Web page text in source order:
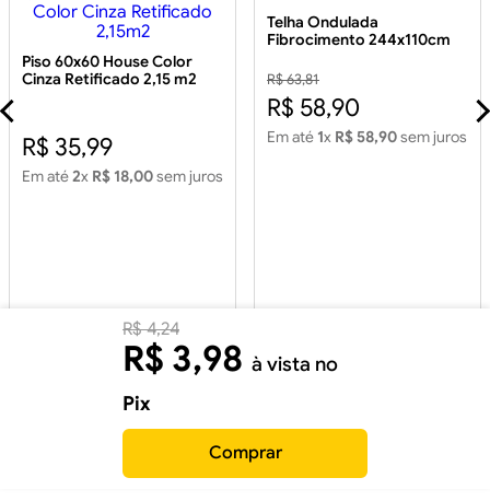
Piso 60x60 House Color
Cinza Retificado 2,15 m2
R$ 35,99
Em até2x R$ 18,00sem juros
Telha Ondulada
Fibrocimento 244x110cm
R$ 63,81
R$ 58,90
Em até 1x R$ 58,90sem juros
R$ 4,24
R$ 3,98 à vista no
Pix
Comprar